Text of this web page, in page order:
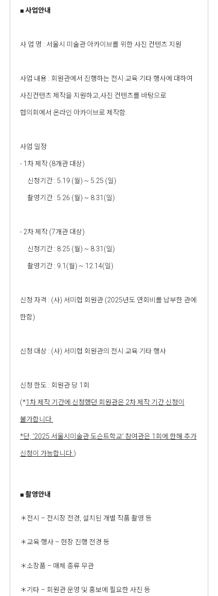
■사업안내
사 업 명 : 서울시 미술관 아카이브를 위한 사진 컨텐츠 지원
사업 내용 : 회원관에서 진행하는 전시·교육·기타 행사에 대하여
사진컨텐츠 제작을 지원하고,사진 컨텐츠를 바탕으로
협의회에서 온라인 아카이브로 제작함.
사업 일정
- 1차 제작 (8개관 대상)
신청기간 : 5.19 (월) ~ 5.25 (일)
촬영기간 : 5.26 (월) ~ 8.31(일)
- 2차 제작 (7개관 대상)
신청기간 : 8.25 (월) ~ 8.31(일)
촬영기간 : 9.1(월) ~ 12.14(일)
신청 자격 : (사) 서미협 회원관 (2025년도 연회비를 납부한 관에
한함)
신청 대상 : (사) 서미협 회원관의 전시·교육·기타 행사
신청 한도 : 회원관 당 1회
(*1차 제작 기간에 신청했던 회원관은 2차 제작 기간 신청이
불가합니다.
*단, '2025 서울시미술관 도슨트학교' 참여관은 1회에 한해 추가
신청이 가능합니다. )
■촬영안내
＊전시 – 전시장 전경, 설치된 개별 작품 촬영 등
＊교육·행사 – 현장 진행 전경 등
＊소장품 – 매체 종류 무관
＊기타 – 회원관 운영 및 홍보에 필요한 사진 등